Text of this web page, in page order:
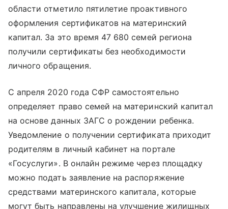
области отметило пятилетие проактивного
оформления сертификатов на материнский
капитал. За это время 47 680 семей региона
получили сертификаты без необходимости
личного обращения.
С апреля 2020 года СФР самостоятельно
определяет право семей на материнский капитал
на основе данных ЗАГС о рождении ребенка.
Уведомление о получении сертификата приходит
родителям в личный кабинет на портале
«Госуслуги». В онлайн режиме через площадку
можно подать заявление на распоряжение
средствами материнского капитала, которые
могут быть направлены на улучшение жилищных